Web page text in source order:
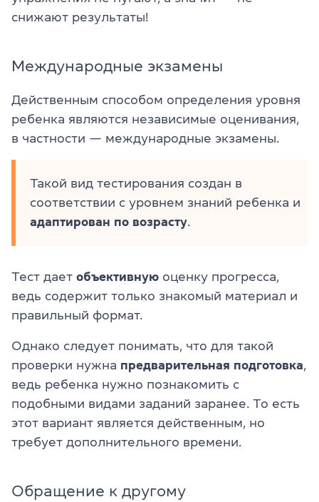
снижают результаты!
Международные экзамены
Действенным способом определения уровня
ребенка являются независимые оценивания,
в частности — международные экзамены.
Такой вид тестирования создан в
соответствии с уровнем знаний ребенка и
адаптирован по возрасту.
Тест дает объективную оценку прогресса,
ведь содержит только знакомый материал и
правильный формат.
Однако следует понимать, что для такой
проверки нужна предварительная подготовка,
ведь ребенка нужно познакомить с
подобными видами заданий заранее. То есть
этот вариант является действенным, но
требует дополнительного времени.
Обращение к другому